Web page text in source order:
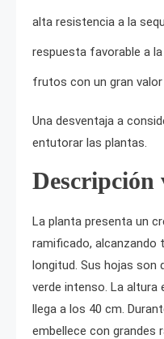
alta resistencia a la
respuesta favorable a
frutos con un gran
Una desventaja a
entutorar las plantas.
Descripción
La planta presenta un
ramificado, alcanzando
longitud. Sus hojas son
verde intenso. La altura
llega a los 40 cm.
embellece con grandes